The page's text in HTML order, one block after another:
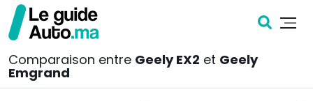
Comparaison entre Geely EX2 et Geely
Emgrand